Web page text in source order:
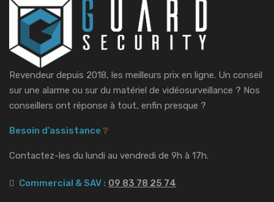
Revendeur depuis 2018, les meilleurs prix en ligne. Un conseil
sur une alarme ou sur du matériel de vidéosurveillance ? Nos
conseillers ont réponse à tout, enfin presque ?
Besoin d’assistance ❔
Contactez-les du lundi au vendredi de 9h à 17h.
Commercial & SAV : 09 83 78 25 74